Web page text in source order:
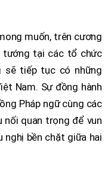
muốn, trên cương
tướng tại các tổ chức
sẽ tiếp tục có những
Nam. Sự đồng hành
Pháp ngữ cùng các
nối quan trọng để vun
nghị bền chặt giữa hai